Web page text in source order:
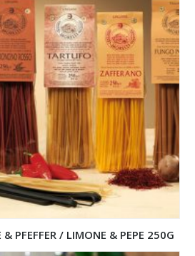
PFEFFER / LIMONE & PEPE 250G